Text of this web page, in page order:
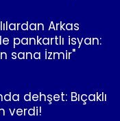
Arkas
pankartlı isyan:
sana İzmir"
dehşet: Bıçaklı
verdi!